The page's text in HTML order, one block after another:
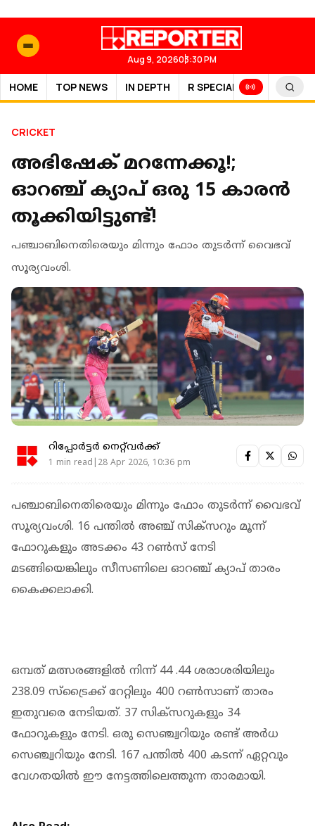
Aug 9, 202603:30 PM
HOME TOP NEWS IN DEPTH R SPECIAL SPORTS
CRICKET
അഭിഷേക് മറന്നേക്കൂ!;
ഓറഞ്ച് ക്യാപ് ഒരു 15 കാരൻ
തൂക്കിയിട്ടുണ്ട്‌!
പഞ്ചാബിനെതിരെയും മിന്നും ഫോം തുടർന്ന് വൈഭവ്
സൂര്യവംശി.
റിപ്പോർട്ടർ നെറ്റ്‌വര്‍ക്ക്‌
1 min read|28 Apr 2026, 10:36 pm
പഞ്ചാബിനെതിരെയും മിന്നും ഫോം തുടർന്ന് വൈഭവ്
സൂര്യവംശി. 16 പന്തിൽ അഞ്ച് സിക്‌സറും മൂന്ന്
ഫോറുകളും അടക്കം 43 റൺസ് നേടി
മടങ്ങിയെങ്കിലും സീസണിലെ ഓറഞ്ച് ക്യാപ് താരം
കൈക്കലാക്കി.
ഒമ്പത് മത്സരങ്ങളിൽ നിന്ന് 44 .44 ശരാശരിയിലും
238.09 സ്ട്രൈക്ക് റേറ്റിലും 400 റൺസാണ് താരം
ഇതുവരെ നേടിയത്. 37 സിക്സറുകളും 34
ഫോറുകളും നേടി. ഒരു സെഞ്ച്വറിയും രണ്ട് അർധ
സെഞ്ച്വറിയും നേടി. 167 പന്തിൽ 400 കടന്ന് ഏറ്റവും
വേഗതയിൽ ഈ നേട്ടത്തിലെത്തുന്ന താരമായി.